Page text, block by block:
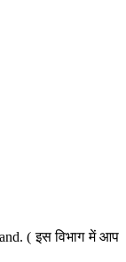
( इस विभाग में आप